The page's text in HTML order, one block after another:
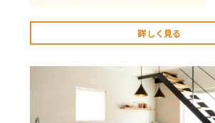
詳しく見る